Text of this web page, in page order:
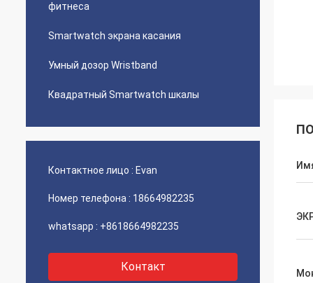
фитнеса
Smartwatch экрана касания
Умный дозор Wristband
Квадратный Smartwatch шкалы
Контактное лицо : Evan
Номер телефона : 18664982235
whatsapp : +8618664982235
Контакт